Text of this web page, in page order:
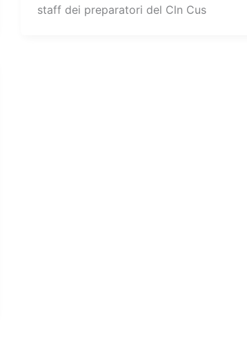
staff dei preparatori del Cln Cus